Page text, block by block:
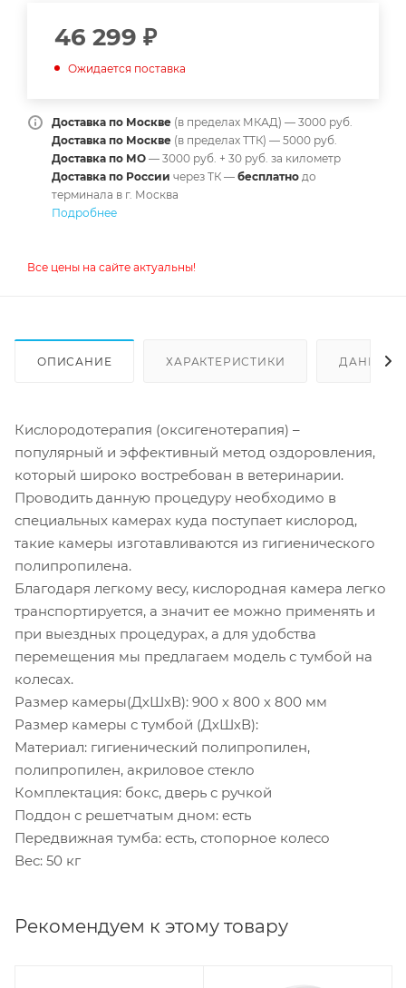
46 299 ₽
Ожидается поставка
Доставка по Москве (в пределах МКАД) — 3000 руб.
Доставка по Москве (в пределах ТТК) — 5000 руб.
Доставка по МО — 3000 руб. + 30 руб. за километр
Доставка по России через ТК — бесплатно до
терминала в г. Москва
Подробнее
Все цены на сайте актуальны!
ОПИСАНИЕ ХАРАКТЕРИСТИКИ ДАННЫЕ
Кислородотерапия (оксигенотерапия) –
популярный и эффективный метод оздоровления,
который широко востребован в ветеринарии.
Проводить данную процедуру необходимо в
специальных камерах куда поступает кислород,
такие камеры изготавливаются из гигиенического
полипропилена.
Благодаря легкому весу, кислородная камера легко
транспортируется, а значит ее можно применять и
при выездных процедурах, а для удобства
перемещения мы предлагаем модель с тумбой на
колесах.
Размер камеры(ДхШхВ): 900 х 800 х 800 мм
Размер камеры с тумбой (ДхШхВ):
Материал: гигиенический полипропилен,
полипропилен, акриловое стекло
Комплектация: бокс, дверь с ручкой
Поддон с решетчатым дном: есть
Передвижная тумба: есть, стопорное колесо
Вес: 50 кг
Рекомендуем к этому товару